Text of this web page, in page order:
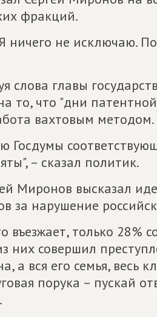
фракций.
ничего не исключаю.
слова главы
то, что "дни
вахтовым методом.
Госдумы
– сказал политик.
Миронов высказал
за нарушение
въезжает, только 28%
них совершил
а вся его семья, весь
порука – пускай